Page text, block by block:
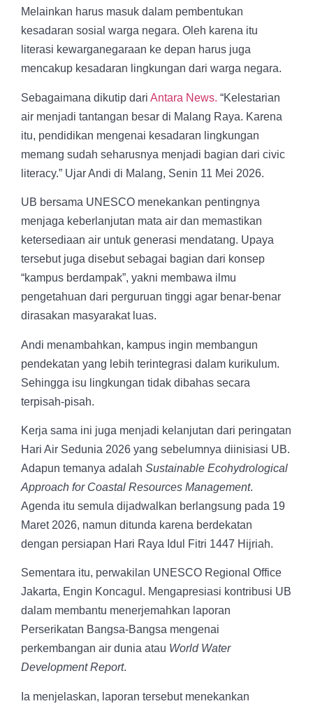
Melainkan harus masuk dalam pembentukan
kesadaran sosial warga negara. Oleh karena itu
literasi kewarganegaraan ke depan harus juga
mencakup kesadaran lingkungan dari warga negara.
Sebagaimana dikutip dari Antara News. “Kelestarian
air menjadi tantangan besar di Malang Raya. Karena
itu, pendidikan mengenai kesadaran lingkungan
memang sudah seharusnya menjadi bagian dari civic
literacy.” Ujar Andi di Malang, Senin 11 Mei 2026.
UB bersama UNESCO menekankan pentingnya
menjaga keberlanjutan mata air dan memastikan
ketersediaan air untuk generasi mendatang. Upaya
tersebut juga disebut sebagai bagian dari konsep
“kampus berdampak”, yakni membawa ilmu
pengetahuan dari perguruan tinggi agar benar-benar
dirasakan masyarakat luas.
Andi menambahkan, kampus ingin membangun
pendekatan yang lebih terintegrasi dalam kurikulum.
Sehingga isu lingkungan tidak dibahas secara
terpisah-pisah.
Kerja sama ini juga menjadi kelanjutan dari peringatan
Hari Air Sedunia 2026 yang sebelumnya diinisiasi UB.
Adapun temanya adalah Sustainable Ecohydrological
Approach for Coastal Resources Management.
Agenda itu semula dijadwalkan berlangsung pada 19
Maret 2026, namun ditunda karena berdekatan
dengan persiapan Hari Raya Idul Fitri 1447 Hijriah.
Sementara itu, perwakilan UNESCO Regional Office
Jakarta, Engin Koncagul. Mengapresiasi kontribusi UB
dalam membantu menerjemahkan laporan
Perserikatan Bangsa-Bangsa mengenai
perkembangan air dunia atau World Water
Development Report.
Ia menjelaskan, laporan tersebut menekankan